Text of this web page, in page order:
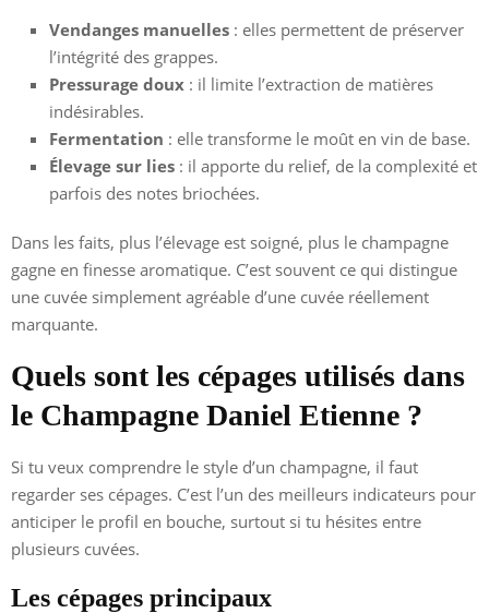
Vendanges manuelles : elles permettent de préserver
l’intégrité des grappes.
Pressurage doux : il limite l’extraction de matières
indésirables.
Fermentation : elle transforme le moût en vin de base.
Élevage sur lies : il apporte du relief, de la complexité et
parfois des notes briochées.
Dans les faits, plus l’élevage est soigné, plus le champagne
gagne en finesse aromatique. C’est souvent ce qui distingue
une cuvée simplement agréable d’une cuvée réellement
marquante.
Quels sont les cépages utilisés dans
le Champagne Daniel Etienne ?
Si tu veux comprendre le style d’un champagne, il faut
regarder ses cépages. C’est l’un des meilleurs indicateurs pour
anticiper le profil en bouche, surtout si tu hésites entre
plusieurs cuvées.
Les cépages principaux